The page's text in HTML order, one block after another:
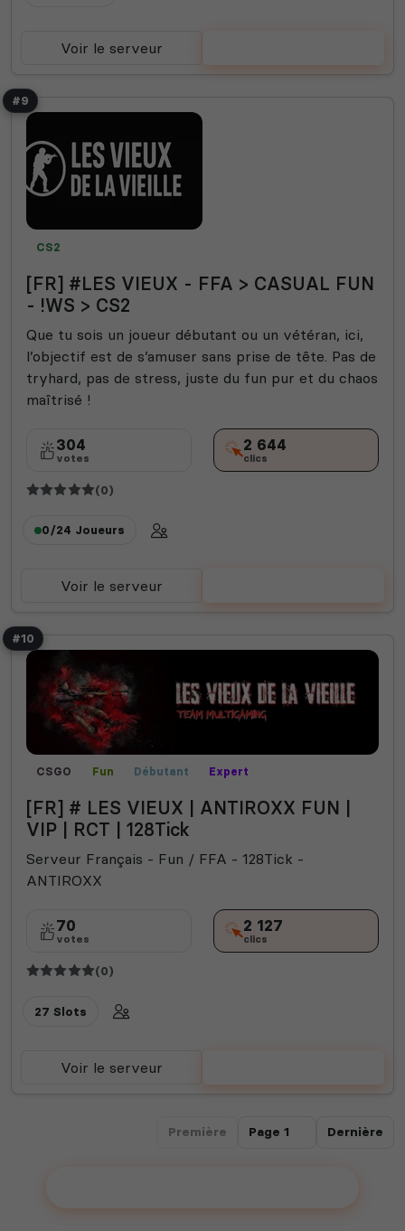
Voir le serveur
#9
CS2
[FR] #LES VIEUX - FFA > CASUAL FUN
- !WS > CS2
Que tu sois un joueur débutant ou un vétéran, ici,
l’objectif est de s’amuser sans prise de tête. Pas de
tryhard, pas de stress, juste du fun pur et du chaos
maîtrisé !
304
votes
2 644
clics
(0)
0/24 Joueurs
Voir le serveur
#10
CSGO Fun Débutant Expert
[FR] # LES VIEUX | ANTIROXX FUN |
VIP | RCT | 128Tick
Serveur Français - Fun / FFA - 128Tick -
ANTIROXX
70
votes
2 127
clics
(0)
27 Slots
Voir le serveur
Première Dernière